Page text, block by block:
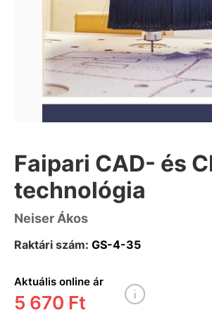
Faipari CAD- és
technológia
Neiser Ákos
Raktári szám: GS-4-35
Aktuális online ár
5 670 Ft